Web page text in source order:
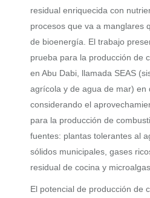
residual enriquecida con
procesos que va a manglares
de bioenergía. El trabajo
prueba para la producción de
en Abu Dabi, llamada SEAS
agrícola y de agua de mar) en
considerando el
para la producción de
fuentes: plantas tolerantes al
sólidos municipales, gases
residual de cocina y microalgas.
El potencial de producción de